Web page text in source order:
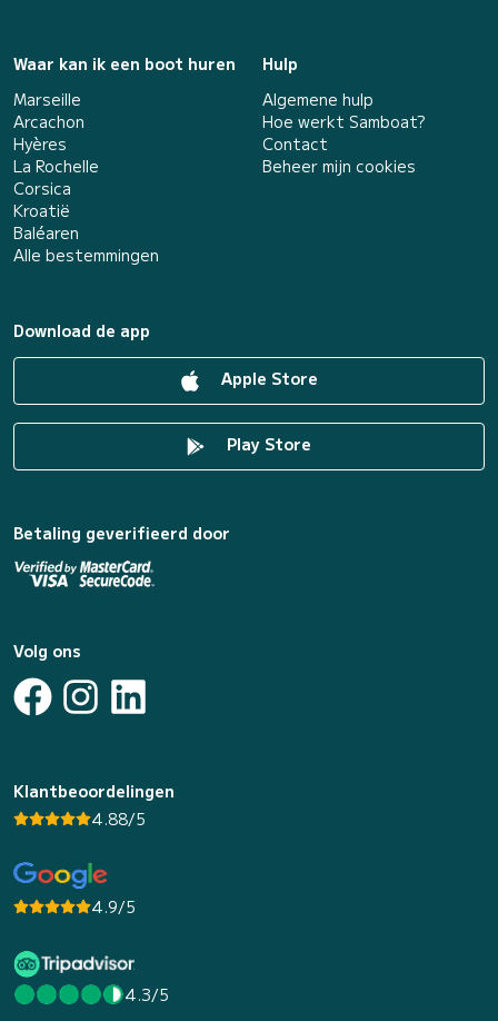
Waar kan ik een boot huren
Marseille
Arcachon
Hyères
La Rochelle
Corsica
Kroatië
Baléaren
Alle bestemmingen
Hulp
Algemene hulp
Hoe werkt Samboat?
Contact
Beheer mijn cookies
Download de app
Apple Store
Play Store
Betaling geverifieerd door
Volg ons
Klantbeoordelingen
4.88/5
4.9/5
4.3/5